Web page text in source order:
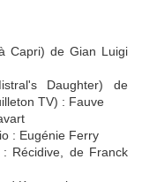
Capri) de Gian Luigi
Daughter) de
TV) : Fauve
: Eugénie Ferry
Récidive, de Franck